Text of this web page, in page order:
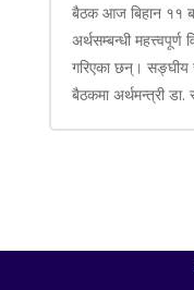
बैठक आज बिहान ११
अर्थसम्बन्धी
गरिएका छन्।
बैठकमा अर्थमन्त्री डा.